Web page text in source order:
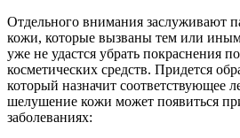
Отдельного внимания заслуживают
кожи, которые вызваны тем или
уже не удастся убрать покраснения
косметических средств. Придется
который назначит соответствующее
шелушение кожи может появиться
заболеваниях: